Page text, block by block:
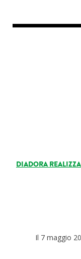
DIADORA
Il 7 maggio